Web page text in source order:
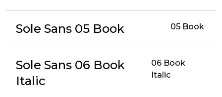
Sole Sans 05 Book 05 Book
Sole Sans 06 Book
Italic
06 Book
Italic